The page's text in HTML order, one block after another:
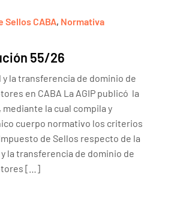
Sellos CABA, Normativa
55/26
la transferencia de dominio de
en CABA La AGIP publicó la
la cual compila y
cuerpo normativo los criterios
de Sellos respecto de la
la transferencia de dominio de
[…]